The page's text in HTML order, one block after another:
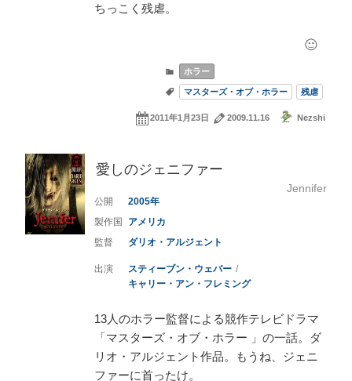
ちっこく残虐。
ホラー
マスターズ・オブ・ホラー 残虐
2011年1月23日 2009.11.16 Nezshi
愛しのジェニファー
Jennifer
2005
アメリカ
ダリオ・アルジェント
スティーブン・ウェバー
キャリー・アン・フレミング
13人のホラー監督による競作テレビドラマ
「マスターズ・オブ・ホラー 」の一話。ダ
リオ・アルジェント作品。もうね、ジェニ
ファーに首ったけ。